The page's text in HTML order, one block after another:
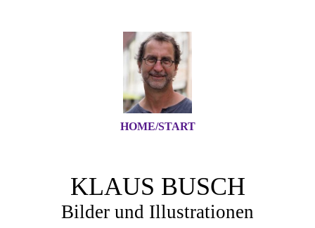
HOME/START
KLAUS BUSCH
Bilder und Illustrationen